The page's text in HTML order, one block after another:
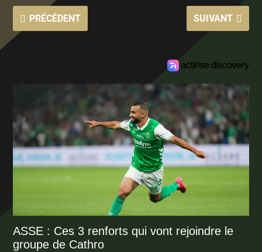
PRÉCÉDENT SUIVANT
ASSE : Ces 3 renforts qui vont rejoindre le
groupe de Cathro